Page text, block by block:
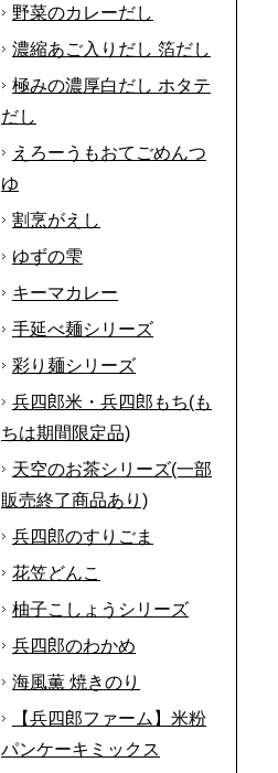
野菜のカレーだし
濃縮あご入りだし 箔だし
極みの濃厚白だし ホタテ
だし
えろーうもおてごめんつ
ゆ
割烹がえし
ゆずの雫
キーマカレー
手延べ麺シリーズ
彩り麺シリーズ
兵四郎米・兵四郎もち(も
ちは期間限定品)
天空のお茶シリーズ(一部
販売終了商品あり)
兵四郎のすりごま
花笠どんこ
柚子こしょうシリーズ
兵四郎のわかめ
海風薫 焼きのり
【兵四郎ファーム】米粉
パンケーキミックス